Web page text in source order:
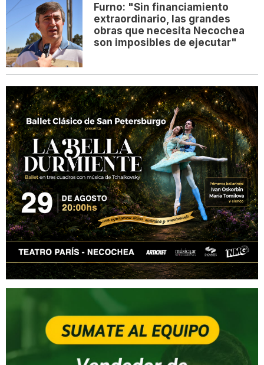
Furno: "Sin financiamiento
extraordinario, las grandes
obras que necesita Necochea
son imposibles de ejecutar"